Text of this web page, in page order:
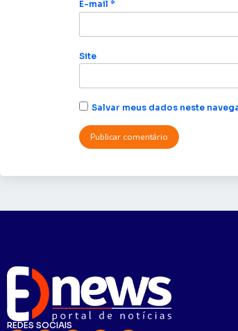
E-mail*
Site
Salvar meus dados neste
REDES SOCIAIS